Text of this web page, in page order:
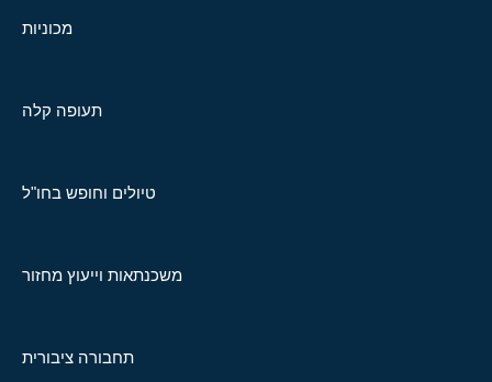
מכוניות
תעופה קלה
טיולים וחופש בחו"ל
משכנתאות וייעוץ מחזור
תחבורה ציבורית